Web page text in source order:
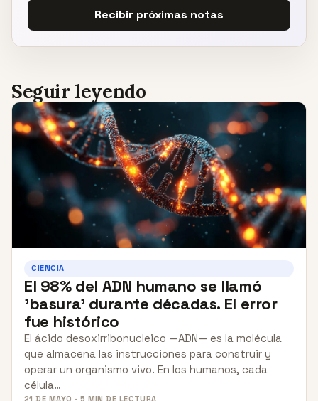
Recibir próximas notas
Seguir leyendo
CIENCIA
El 98% del ADN humano se llamó
'basura' durante décadas. El error
fue histórico
El ácido desoxirribonucleico —ADN— es la molécula
que almacena las instrucciones para construir y
operar un organismo vivo. En los humanos, cada
célula…
21 DE MAYO · 5 MIN DE LECTURA